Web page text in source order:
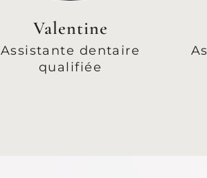
Valentine
Assistante dentaire
qualifiée